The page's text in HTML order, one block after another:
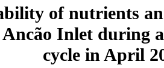
of nutrients
Inlet during
cycle in April